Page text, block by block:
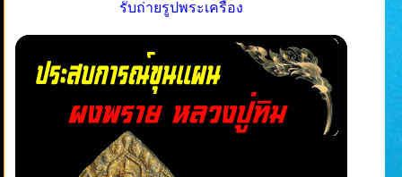
รับถ่ายรูปพระเครื่อง